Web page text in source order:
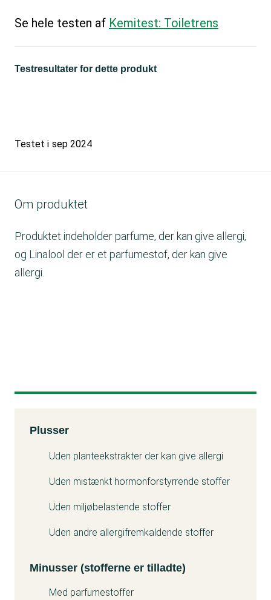
Se hele testen af Kemitest: Toiletrens
Testresultater for dette produkt
Testet i sep 2024
Om produktet
Produktet indeholder parfume, der kan give allergi,
og Linalool der er et parfumestof, der kan give
allergi.
Kemitest
Plusser
Uden planteekstrakter der kan give allergi
Uden mistænkt hormonforstyrrende stoffer
Uden miljøbelastende stoffer
Uden andre allergifremkaldende stoffer
Minusser (stofferne er tilladte)
Med parfumestoffer